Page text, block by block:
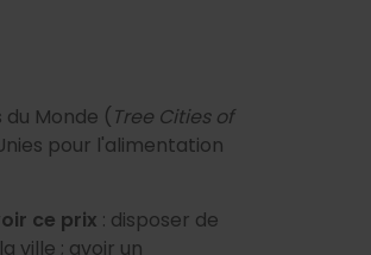
Monde (Tree Cities of
pour l'alimentation
ce prix : disposer de
ville ; avoir un